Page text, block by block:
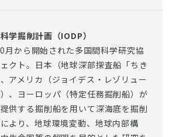
学掘削計画（IODP）
月から開始された多国間科学研究協
クト。日本（地球深部探査船「ちき
アメリカ（ジョイデス・レゾリュー
、ヨーロッパ（特定任務掘削船）が
供する掘削船を用いて深海底を掘削
より、地球環境変動、地球内部構